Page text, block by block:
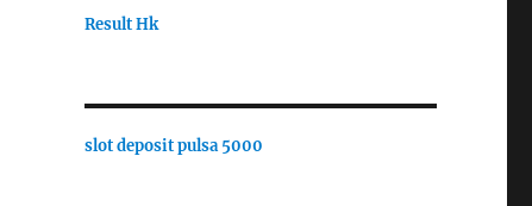
Result Hk
slot deposit pulsa 5000